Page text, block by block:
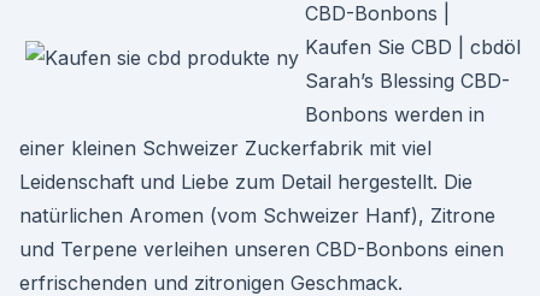
CBD-Bonbons |
Kaufen Sie CBD | cbdöl
Sarah’s Blessing CBD-
Bonbons werden in
einer kleinen Schweizer Zuckerfabrik mit viel
Leidenschaft und Liebe zum Detail hergestellt. Die
natürlichen Aromen (vom Schweizer Hanf), Zitrone
und Terpene verleihen unseren CBD-Bonbons einen
erfrischenden und zitronigen Geschmack.